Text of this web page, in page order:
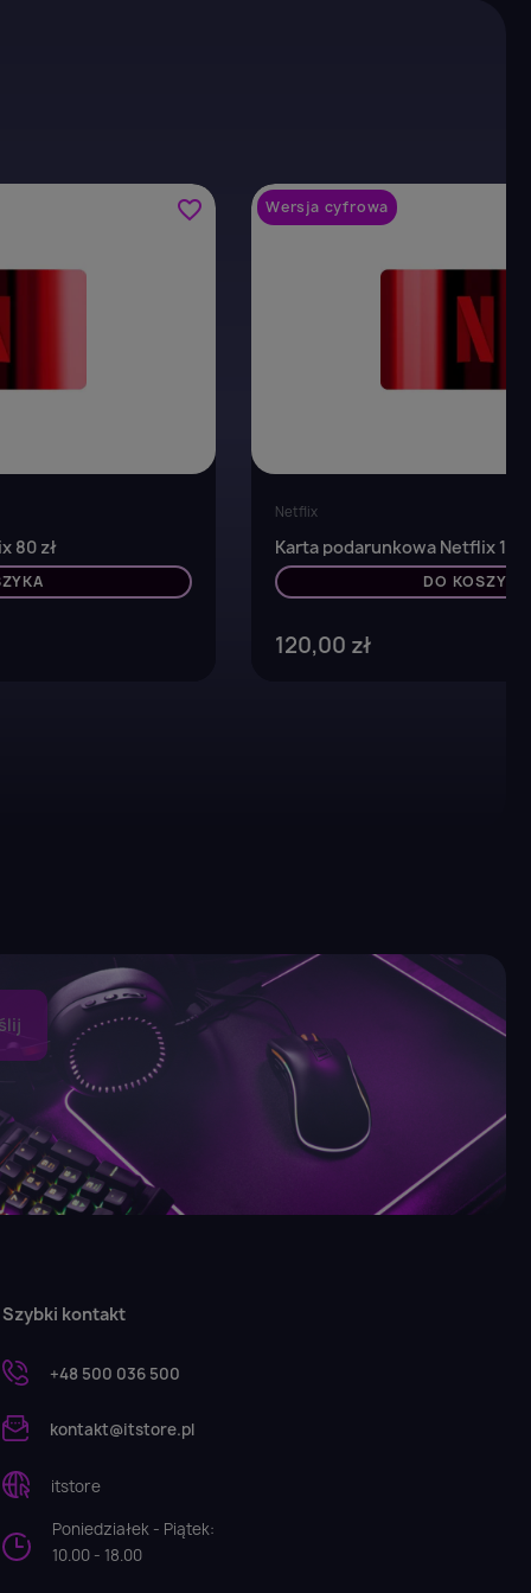
favorite_border
80 zł
Wersja cyfrowa
Netflix
Karta podarunkowa Netflix 120
DO KOSZYKA
120,00 zł
Szybki kontakt
+48 500 036 500
kontakt@itstore.pl
itstore
Poniedziałek - Piątek:
10.00 - 18.00